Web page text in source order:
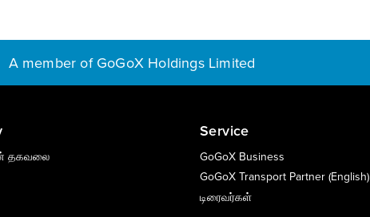
தகவலை
Service
GoGoX Business
GoGoX Transport Partner (English)
டிரைவர்கள்